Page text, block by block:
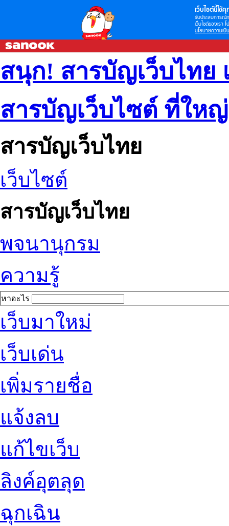
เว็บไซต์นี้ใช้คุ
รับประสบการณ์
เว็บไซต์ของเรา
นโยบายความเป็
สนุก! สารบัญเว็บไทย
สารบัญเว็บไซต์ ที่ให
สารบัญเว็บไทย
เว็บไซต์
สารบัญเว็บไทย
พจนานุกรม
ความรู้
หาอะไร
เว็บมาใหม่
เว็บเด่น
เพิ่มรายชื่อ
แจ้งลบ
แก้ไขเว็บ
ลิงค์อุตลุด
ฉุกเฉิน